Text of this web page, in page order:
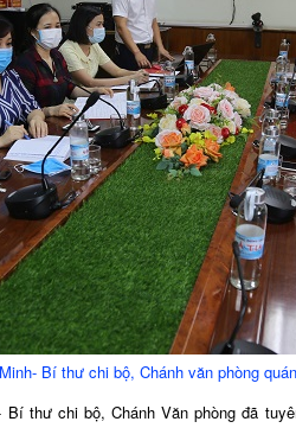
Bí thư chi bộ, Chánh văn phòng
chi bộ, Chánh Văn phòng đã